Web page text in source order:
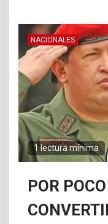
NACIONALES
1 lectura mínima
POR